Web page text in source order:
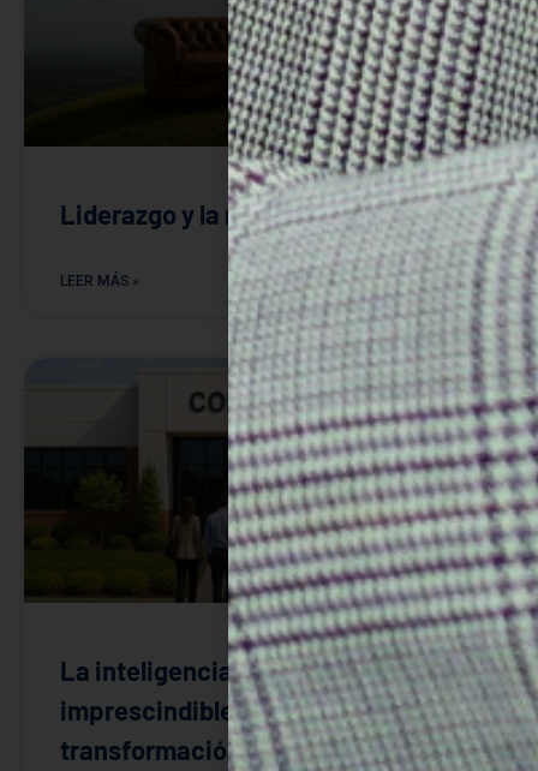
Liderazgo y la navaja de Occam
LEER MÁS »
La inteligencia artificial: aliada
imprescindible en la
transformación digital de los